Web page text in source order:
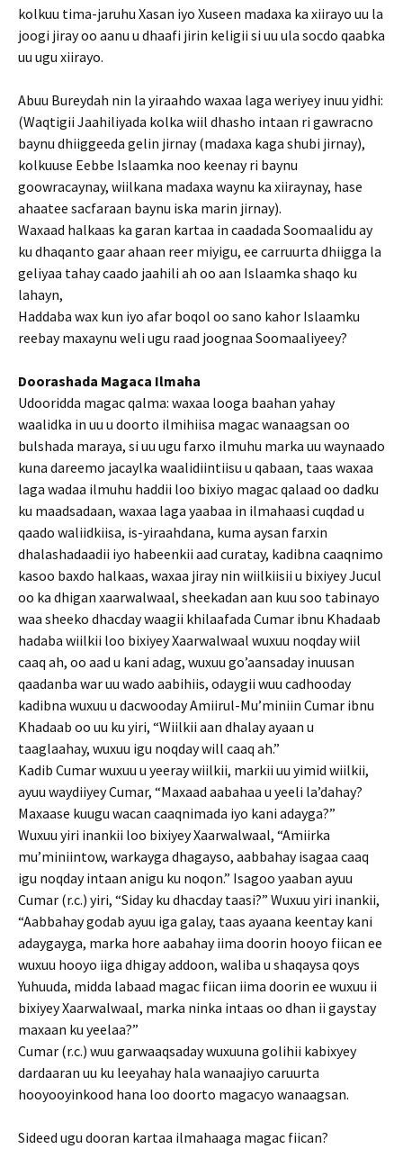
kolkuu tima-jaruhu Xasan iyo Xuseen madaxa ka xiirayo uu la
joogi jiray oo aanu u dhaafi jirin keligii si uu ula socdo qaabka
uu ugu xiirayo.
Abuu Bureydah nin la yiraahdo waxaa laga weriyey inuu yidhi:
(Waqtigii Jaahiliyada kolka wiil dhasho intaan ri gawracno
baynu dhiiggeeda gelin jirnay (madaxa kaga shubi jirnay),
kolkuuse Eebbe Islaamka noo keenay ri baynu
goowracaynay, wiilkana madaxa waynu ka xiiraynay, hase
ahaatee sacfaraan baynu iska marin jirnay).
Waxaad halkaas ka garan kartaa in caadada Soomaalidu ay
ku dhaqanto gaar ahaan reer miyigu, ee carruurta dhiigga la
geliyaa tahay caado jaahili ah oo aan Islaamka shaqo ku
lahayn,
Haddaba wax kun iyo afar boqol oo sano kahor Islaamku
reebay maxaynu weli ugu raad joognaa Soomaaliyeey?
Doorashada Magaca Ilmaha
Udooridda magac qalma: waxaa looga baahan yahay
waalidka in uu u doorto ilmihiisa magac wanaagsan oo
bulshada maraya, si uu ugu farxo ilmuhu marka uu waynaado
kuna dareemo jacaylka waalidiintiisu u qabaan, taas waxaa
laga wadaa ilmuhu haddii loo bixiyo magac qalaad oo dadku
ku maadsadaan, waxaa laga yaabaa in ilmahaasi cuqdad u
qaado waliidkiisa, is-yiraahdana, kuma aysan farxin
dhalashadaadii iyo habeenkii aad curatay, kadibna caaqnimo
kasoo baxdo halkaas, waxaa jiray nin wiilkiisii u bixiyey Jucul
oo ka dhigan xaarwalwaal, sheekadan aan kuu soo tabinayo
waa sheeko dhacday waagii khilaafada Cumar ibnu Khadaab
hadaba wiilkii loo bixiyey Xaarwalwaal wuxuu noqday wiil
caaq ah, oo aad u kani adag, wuxuu go’aansaday inuusan
qaadanba war uu wado aabihiis, odaygii wuu cadhooday
kadibna wuxuu u dacwooday Amiirul-Mu’miniin Cumar ibnu
Khadaab oo uu ku yiri, “Wiilkii aan dhalay ayaan u
taaglaahay, wuxuu igu noqday will caaq ah.”
Kadib Cumar wuxuu u yeeray wiilkii, markii uu yimid wiilkii,
ayuu waydiiyey Cumar, “Maxaad aabahaa u yeeli la’dahay?
Maxaase kuugu wacan caaqnimada iyo kani adayga?”
Wuxuu yiri inankii loo bixiyey Xaarwalwaal, “Amiirka
mu’miniintow, warkayga dhagayso, aabbahay isagaa caaq
igu noqday intaan anigu ku noqon.” Isagoo yaaban ayuu
Cumar (r.c.) yiri, “Siday ku dhacday taasi?” Wuxuu yiri inankii,
“Aabbahay godab ayuu iga galay, taas ayaana keentay kani
adaygayga, marka hore aabahay iima doorin hooyo fiican ee
wuxuu hooyo iiga dhigay addoon, waliba u shaqaysa qoys
Yuhuuda, midda labaad magac fiican iima doorin ee wuxuu ii
bixiyey Xaarwalwaal, marka ninka intaas oo dhan ii gaystay
maxaan ku yeelaa?”
Cumar (r.c.) wuu garwaaqsaday wuxuuna golihii kabixyey
dardaaran uu ku leeyahay hala wanaajiyo caruurta
hooyooyinkood hana loo doorto magacyo wanaagsan.
Sideed ugu dooran kartaa ilmahaaga magac fiican?